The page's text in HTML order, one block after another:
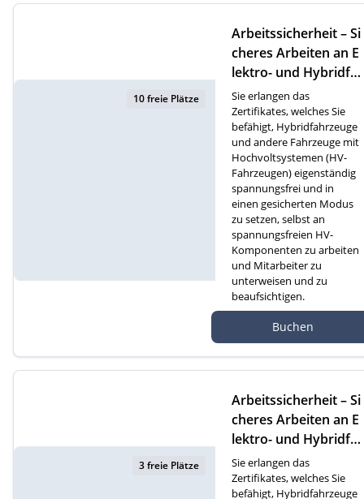
10 freie Plätze
Arbeitssicherheit – Si
cheres Arbeiten an E
lektro- und Hybridfa
hrzeugen (D)
Sie erlangen das
Zertifikates, welches Sie
befähigt, Hybridfahrzeuge
und andere Fahrzeuge mit
Hochvoltsystemen (HV-
Fahrzeugen) eigenständig
spannungsfrei und in
einen gesicherten Modus
zu setzen, selbst an
spannungsfreien HV-
Komponenten zu arbeiten
und Mitarbeiter zu
unterweisen und zu
beaufsichtigen.
atte 1D, 6260 Reiden
Buchen
3 freie Plätze
Arbeitssicherheit – Si
cheres Arbeiten an E
lektro- und Hybridfa
hrzeugen (F)
Sie erlangen das
Zertifikates, welches Sie
befähigt, Hybridfahrzeuge